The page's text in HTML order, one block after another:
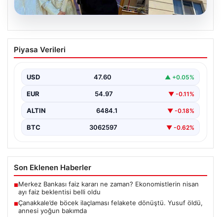
06.08.2026
Çanakkale’de böcek ilaçlaması felakete
dönüştü. Yusuf öldü, annesi yoğun
Piyasa Verileri
USD 47.60 ▲ +0.05%
EUR 54.97 ▼ -0.11%
ALTIN 6484.1 ▼ -0.18%
BTC 3062597 ▼ -0.62%
Son Eklenen Haberler
■Merkez Bankası faiz kararı ne zaman? Ekonomistlerin nisan
ayı faiz beklentisi belli oldu
■Çanakkale’de böcek ilaçlaması felakete dönüştü. Yusuf öldü,
annesi yoğun bakımda